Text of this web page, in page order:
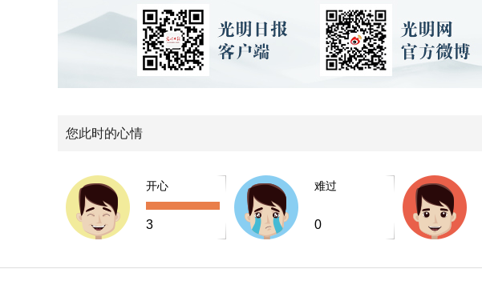
您此时的心情
开心
3
难过
0